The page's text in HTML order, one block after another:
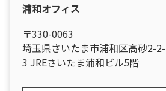
浦和オフィス
〒330-0063
埼玉県さいたま市浦和区高砂2-2-
3 JREさいたま浦和ビル5階